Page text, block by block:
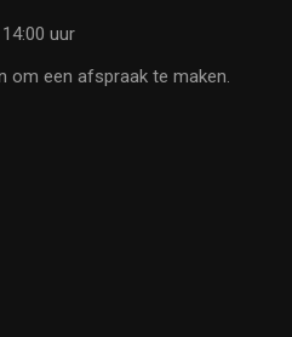
uur
om een afspraak te maken.